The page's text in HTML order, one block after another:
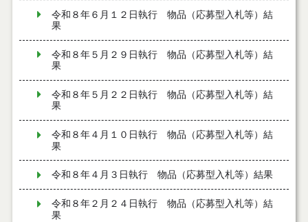
令和８年６月１２日執行 物品（応募型入札等）結
果
令和８年５月２９日執行 物品（応募型入札等）結
果
令和８年５月２２日執行 物品（応募型入札等）結
果
令和８年４月１０日執行 物品（応募型入札等）結
果
令和８年４月３日執行 物品（応募型入札等）結果
令和８年２月２４日執行 物品（応募型入札等）結
果